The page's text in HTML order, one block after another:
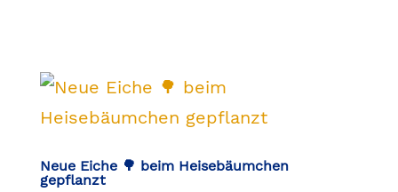
Neue Eiche 🌳 beim Heisebäumchen
gepflanzt